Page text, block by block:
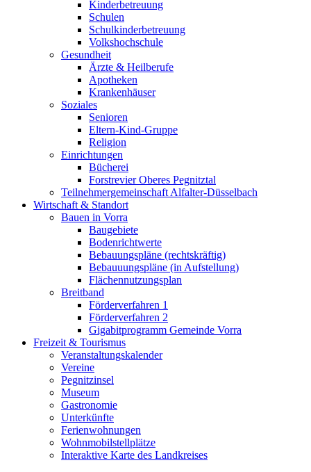
Kinderbetreuung
Schulen
Schulkinderbetreuung
Volkshochschule
Gesundheit
Ärzte & Heilberufe
Apotheken
Krankenhäuser
Soziales
Senioren
Eltern-Kind-Gruppe
Religion
Einrichtungen
Bücherei
Forstrevier Oberes Pegnitztal
Teilnehmergemeinschaft Alfalter-Düsselbach
Wirtschaft & Standort
Bauen in Vorra
Baugebiete
Bodenrichtwerte
Bebauungspläne (rechtskräftig)
Bebauuungspläne (in Aufstellung)
Flächennutzungsplan
Breitband
Förderverfahren 1
Förderverfahren 2
Gigabitprogramm Gemeinde Vorra
Freizeit & Tourismus
Veranstaltungskalender
Vereine
Pegnitzinsel
Museum
Gastronomie
Unterkünfte
Ferienwohnungen
Wohnmobilstellplätze
Interaktive Karte des Landkreises